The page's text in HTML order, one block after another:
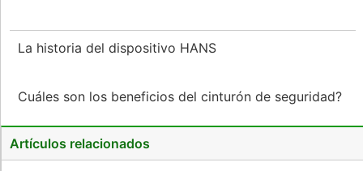
La historia del dispositivo HANS
Cuáles son los beneficios del cinturón de seguridad?
Artículos relacionados